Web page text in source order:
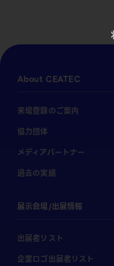
About CEATEC
来場登録のご案内
協力団体
メディアパートナー
過去の実績
展示会場/出展情報
出展者リスト
企業ロゴ出展者リスト